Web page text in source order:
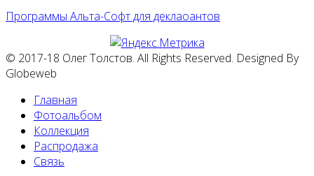
Программы Альта-Софт для деклаоантов
© 2017-18 Олег Толстов. All Rights Reserved. Designed By
Globeweb
Главная
Фотоальбом
Коллекция
Распродажа
Связь